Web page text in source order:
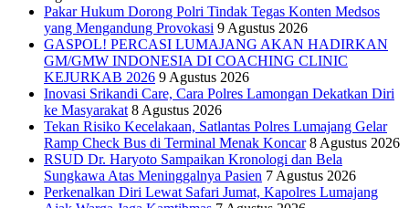
Pakar Hukum Dorong Polri Tindak Tegas Konten Medsos
yang Mengandung Provokasi 9 Agustus 2026
GASPOL! PERCASI LUMAJANG AKAN HADIRKAN
GM/GMW INDONESIA DI COACHING CLINIC
KEJURKAB 2026 9 Agustus 2026
Inovasi Srikandi Care, Cara Polres Lamongan Dekatkan Diri
ke Masyarakat 8 Agustus 2026
Tekan Risiko Kecelakaan, Satlantas Polres Lumajang Gelar
Ramp Check Bus di Terminal Menak Koncar 8 Agustus 2026
RSUD Dr. Haryoto Sampaikan Kronologi dan Bela
Sungkawa Atas Meninggalnya Pasien 7 Agustus 2026
Perkenalkan Diri Lewat Safari Jumat, Kapolres Lumajang